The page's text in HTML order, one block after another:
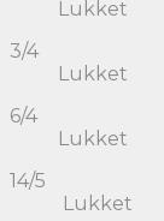
Lukket
3/4
Lukket
6/4
Lukket
14/5
Lukket